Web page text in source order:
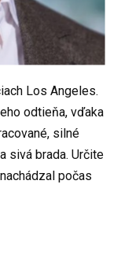
Los Angeles.
odtieňa, vďaka
silné
sivá brada. Určite
počas